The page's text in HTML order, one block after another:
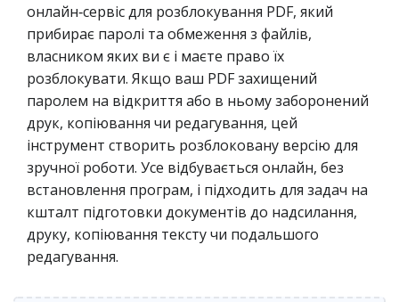
онлайн‑сервіс для розблокування PDF, який
прибирає паролі та обмеження з файлів,
власником яких ви є і маєте право їх
розблокувати. Якщо ваш PDF захищений
паролем на відкриття або в ньому заборонений
друк, копіювання чи редагування, цей
інструмент створить розблоковану версію для
зручної роботи. Усе відбувається онлайн, без
встановлення програм, і підходить для задач на
кшталт підготовки документів до надсилання,
друку, копіювання тексту чи подальшого
редагування.